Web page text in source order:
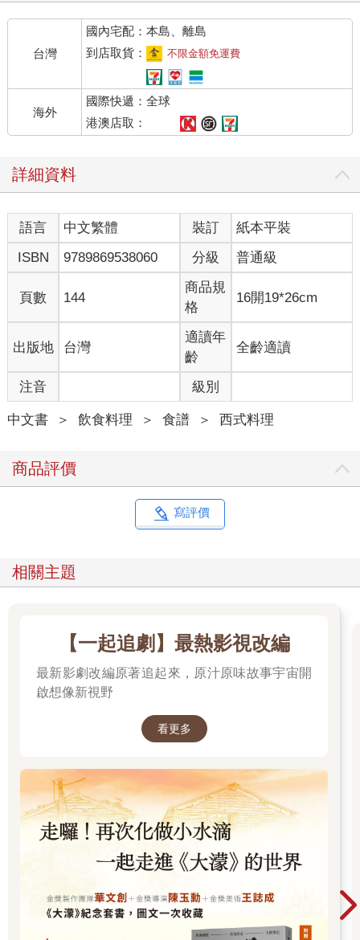
台灣
國內宅配：本島、離島
到店取貨：
不限金額免運費
海外
國際快遞：全球
港澳店取：
詳細資料
語言 中文繁體 裝訂
紙本平裝
ISBN
9789869538060 分級 普通級
頁數 144
商品規
格
16開19*26cm
出版地 台灣
適讀年
齡
全齡適讀
注音 級別
中文書 ＞ 飲食料理 ＞ 食譜 ＞ 西式料理
商品評價
寫評價
相關主題
【一起追劇】最熱影視改編
最新影劇改編原著追起來，原汁原味故事宇宙開
啟想像新視野
看更多